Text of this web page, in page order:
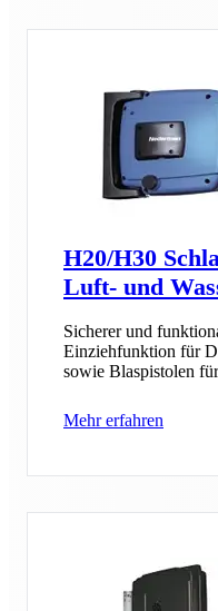
H20/H30
Luft- und
Sicherer und
Einziehfunktion für
sowie Blaspistolen
Mehr erfahren